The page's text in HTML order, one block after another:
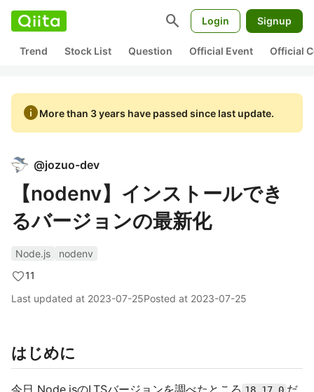
search Login Signup
Trend Stock List Question Official Event Official
infoMore than 3 years have passed since last update.
@jozuo-dev
【nodenv】インストールでき
るバージョンの最新化
Node.js
nodenv
11
Last updated at 2023-07-25Posted at 2023-07-25
はじめに
今日 Node.jsのLTSバージョンを調べたところ
だ